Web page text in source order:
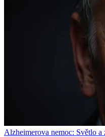
Alzheimerova nemoc: Světlo